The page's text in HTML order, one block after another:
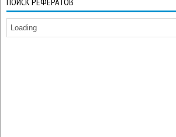
Loading